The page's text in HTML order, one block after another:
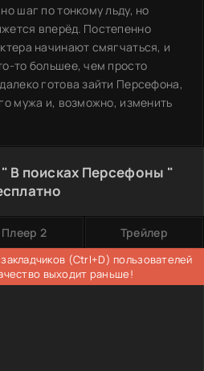
шаг по тонкому льду, но
вперёд. Постепенно
начинают смягчаться, и
то большее, чем просто
готова зайти Персефона,
мужа и, возможно, изменить
В поисках Персефоны "
Плеер 2 Трейлер
(Ctrl+D) пользователей
выходит раньше!